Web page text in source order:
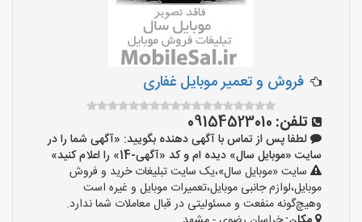
فروش و تعمیر موبایل غفاری
تلفن: 09154523010
لطفا پس از تماس با آگهی دهنده بگویید: «آگهی شما را در
سایت «موبایل سال» دیده ام و کد «آگهی-14» را اعلام کنید»
سایت «موبایل سال»،یک سایت تبلیغات خرید و فروش
موبایل،لوازم جانبی موبایل،تعمیرات موبایل و غیره است
وهیچ‌گونه منفعت و مسئولیتی در قبال معاملات شما ندارد.